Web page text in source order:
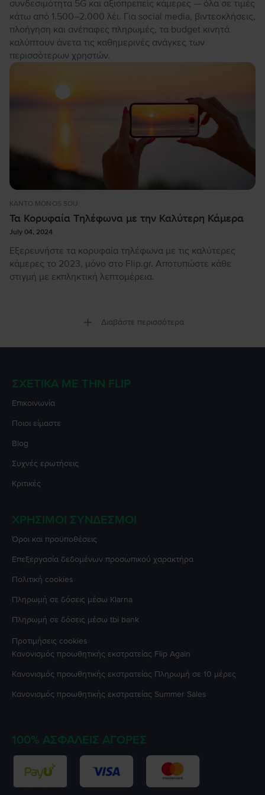
συνδεσιμότητα 5G και αξιοπρεπείς κάμερες — όλα σε τιμές
κάτω από 1.500–2.000 λέι. Για social media, βιντεοκλήσεις,
πλοήγηση και ανέπαφες πληρωμές, τα budget κινητά
καλύπτουν άνετα τις καθημερινές ανάγκες των
περισσότερων χρηστών.
KANTO MONOS SOU
Τα Κορυφαία Τηλέφωνα με την Καλύτερη Κάμερα
July 04, 2024
Εξερευνήστε τα κορυφαία τηλέφωνα με τις καλύτερες
κάμερες το 2023, μόνο στο Flip.gr. Αποτυπώστε κάθε
στιγμή με εκπληκτική λεπτομέρεια.
Διαβάστε περισσότερα
ΣΧΕΤΙΚΆ ΜΕ ΤΗΝ FLIP
Επικοινωνία
Ποιοι είμαστε
Blog
Συχνές ερωτήσεις
Κριτικές
ΧΡΉΣΙΜΟΙ ΣΎΝΔΕΣΜΟΙ
Όροι και προϋποθέσεις
Επεξεργασία δεδομένων προσωπικού χαρακτήρα
Πολιτική cookies
Πληρωμή σε δόσεις μέσω Klarna
Πληρωμή σε δόσεις μέσω tbi bank
Προτιμήσεις cookies
Κανονισμός προωθητικής εκστρατείας Flip Again
Κανονισμός προωθητικής εκστρατείας Πληρωμή σε 10 μέρες
Κανονισμός προωθητικής εκστρατείας Summer Sales
100% ΑΣΦΑΛΕΊΣ ΑΓΟΡΈΣ